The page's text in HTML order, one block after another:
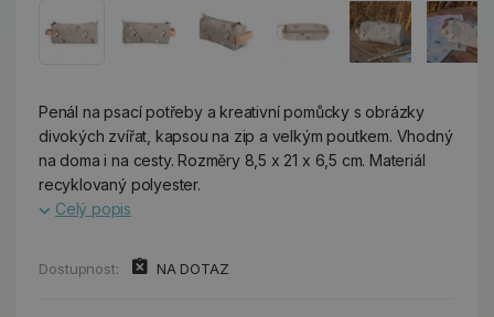
Penál na psací potřeby a kreativní pomůcky s obrázky
divokých zvířat, kapsou na zip a velkým poutkem. Vhodný
na doma i na cesty. Rozměry 8,5 x 21 x 6,5 cm. Materiál
recyklovaný polyester.
Celý popis
Dostupnost: NA DOTAZ